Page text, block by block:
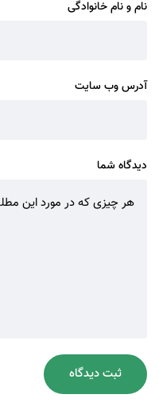
نام و نام خانوادگی
آدرس وب سایت
دیدگاه شما
ثبت دیدگاه